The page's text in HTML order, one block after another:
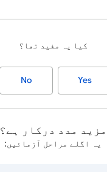
کیا یہ مفید تھا؟
Yes
No
مزید مدد درکار ہے؟
یہ اگلے مراحل آزمائيں: